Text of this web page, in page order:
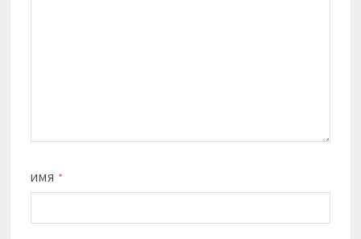
ИМЯ *